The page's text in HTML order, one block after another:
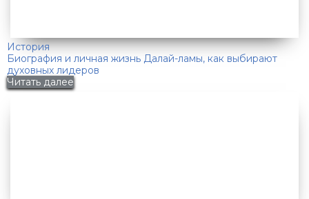
История
Биография и личная жизнь Далай-ламы, как выбирают
духовных лидеров
Читать далее